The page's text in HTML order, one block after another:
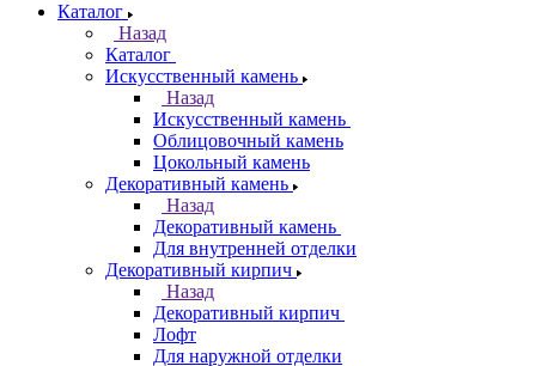
Каталог
Назад
Каталог
Искусственный камень
Назад
Искусственный камень
Облицовочный камень
Цокольный камень
Декоративный камень
Назад
Декоративный камень
Для внутренней отделки
Декоративный кирпич
Назад
Декоративный кирпич
Лофт
Для наружной отделки